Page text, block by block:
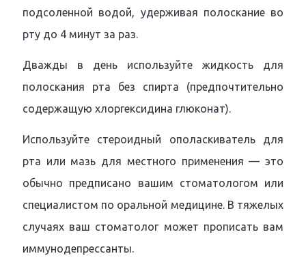
подсоленной водой, удерживая полоскание во
рту до 4 минут за раз.
Дважды в день используйте жидкость для
полоскания рта без спирта (предпочтительно
содержащую хлоргексидина глюконат).
Используйте стероидный ополаскиватель для
рта или мазь для местного применения — это
обычно предписано вашим стоматологом или
специалистом по оральной медицине. В тяжелых
случаях ваш стоматолог может прописать вам
иммунодепрессанты.